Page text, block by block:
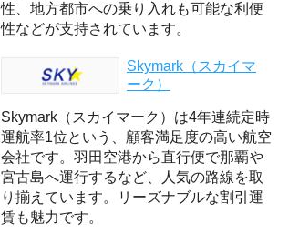
性、地方都市への乗り入れも可能な利便
性などが支持されています。
Skymark（スカイマ
ーク）
Skymark（スカイマーク）は4年連続定時
運航率1位という、顧客満足度の高い航空
会社です。羽田空港から直行便で那覇や
宮古島へ運行するなど、人気の路線を取
り揃えています。リーズナブルな割引運
賃も魅力です。